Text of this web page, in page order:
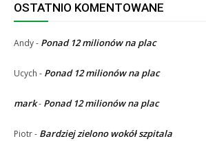
OSTATNIO KOMENTOWANE
Andy- Ponad 12 milionów na plac
Ucych - Ponad 12 milionów na plac
mark- Ponad 12 milionów na plac
Piotr- Bardziej zielono wokół szpitala